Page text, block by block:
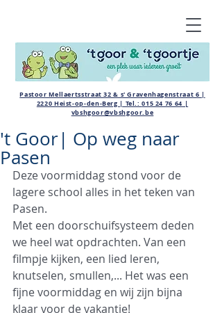
Pastoor Mellaertsstraat 32 & s' Gravenhagenstraat 6 |
2220 Heist-op-den-Berg | Tel.:015 24 76 64 |
vbshgoor@vbshgoor.be
't Goor| Op weg naar
Pasen
Deze voormiddag stond voor de
lagere school alles in het teken van
Pasen.
Met een doorschuifsysteem deden
we heel wat opdrachten. Van een
filmpje kijken, een lied leren,
knutselen, smullen,... Het was een
fijne voormiddag en wij zijn bijna
klaar voor de vakantie!